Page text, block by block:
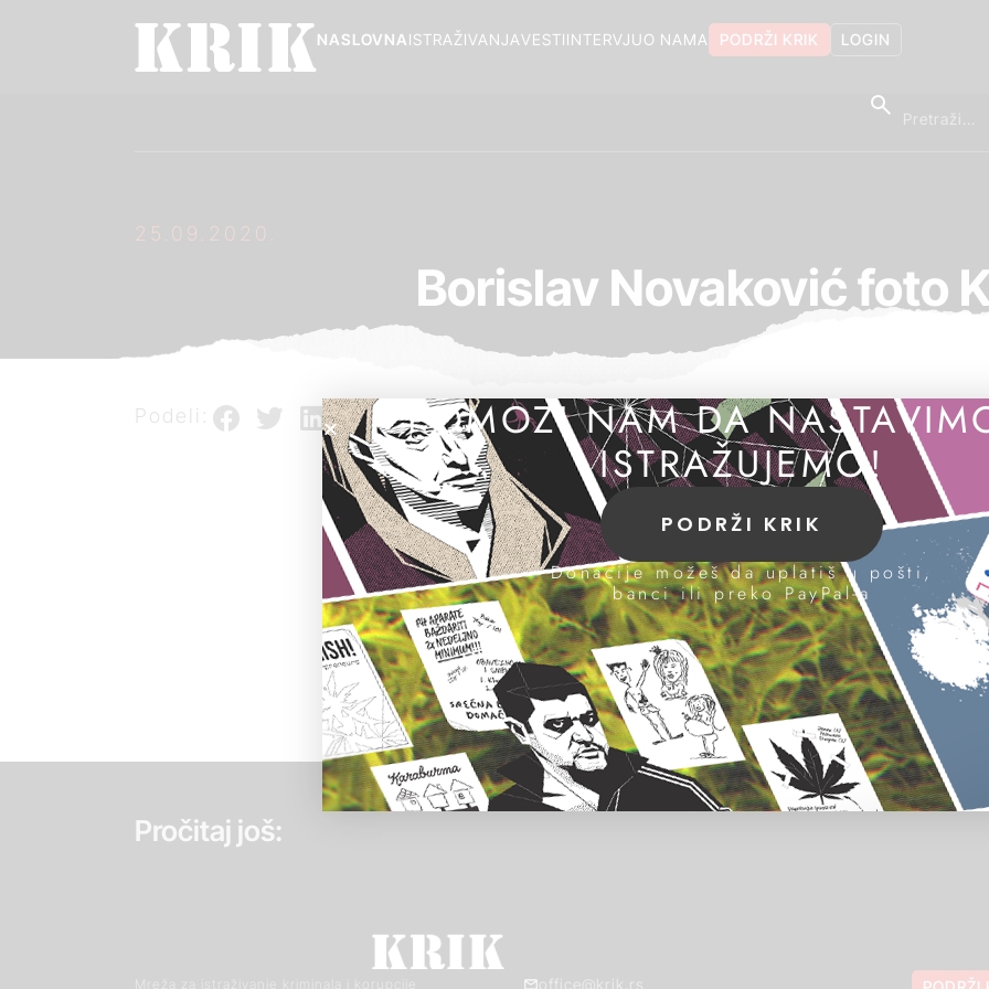
LOGIN
PODRŽI KRIK
O NAMA
INTERVJU
VESTI
ISTRAŽIVANJA
NASLOVNA
25.09.2020.
Borislav Novaković foto
Podeli:
Pročitaj još:
Mreža za istraživanje kriminala i korupcije office@krik.rs
POMOZI NAM DA
ISTRAŽUJEMO!
PODRŽI KRIK
Donacije možeš da uplatiš u pošti,
banci ili preko PayPal-a